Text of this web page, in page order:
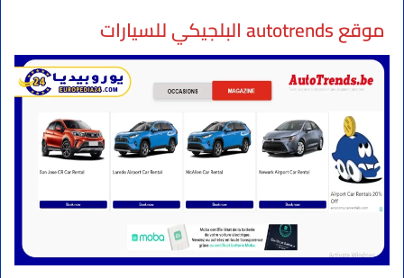
موقع autotrends البلجيكي للسيارات